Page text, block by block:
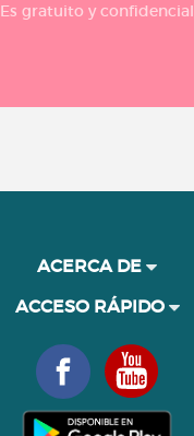
Es gratuito y confidencial
ACERCA DE
ACCESO RÁPIDO